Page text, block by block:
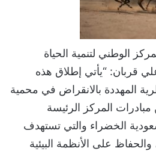
الوطني لتنمية الحياة
قربان: “يأتي إطلاق هذه
المهددة بالانقراض في محمية
المركز الرئيسة
الخضراء والتي تستهدف
على الأنظمة البيئية